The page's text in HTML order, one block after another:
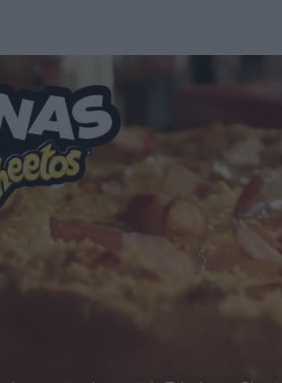
PARA MÁLAGA CF
EL CONSUMO DE MEDIOS EN VERANO Y SUPERA AL
ALCANZA YA AL 62% DE LOS ESPAÑOLES
BASTONI COMO NUEVA DIRECTORA COMERCIAL GLOBAL
COLECCIÓN PERSONALIZABLE INSPIRADA EN CORNETTO,
DE LA CREATIVIDAD
RAÍZ URBANA PARA TRANSFORMAR EL PATRIMONIO HISTÓRICO
A CASONÁ Y ASUME LA GESTIÓN DE SUS RELACIONES
ACERCA EL PARAÍSO CANARIO EN SU ÚLTIMA CAMPAÑA